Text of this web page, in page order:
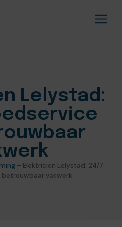
Lelystad:
– Elektricien Lelystad: 24/7
betrouwbaar vakwerk